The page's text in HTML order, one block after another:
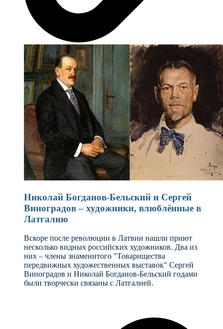
Николай Богданов-Бельский и Сергей
Виноградов – художники, влюблённые в
Латгалию
Вскоре после революции в Латвии нашли приют
несколько видных российских художников. Два из
них – члены знаменитого "Товарищества
передвижных художественных выставок" Сергей
Виноградов и Николай Богданов-Бельский годами
были творчески связаны с Латгалией.